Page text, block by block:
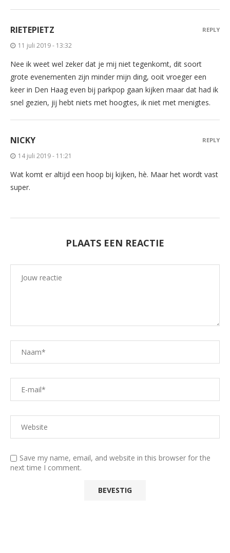
RIETEPIETZ
11 juli 2019 - 13:32
Nee ik weet wel zeker dat je mij niet tegenkomt, dit soort
grote evenementen zijn minder mijn ding, ooit vroeger een
keer in Den Haag even bij parkpop gaan kijken maar dat had ik
snel gezien, jij hebt niets met hoogtes, ik niet met menigtes.
REPLY
NICKY
14 juli 2019 - 11:21
Wat komt er altijd een hoop bij kijken, hè. Maar het wordt vast
super.
REPLY
PLAATS EEN REACTIE
Save my name, email, and website in this browser for the
next time I comment.